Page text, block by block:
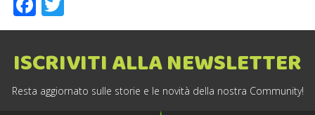
ISCRIVITI ALLA NEWSLETTER
Resta aggiornato sulle storie e le novità della nostra Community!